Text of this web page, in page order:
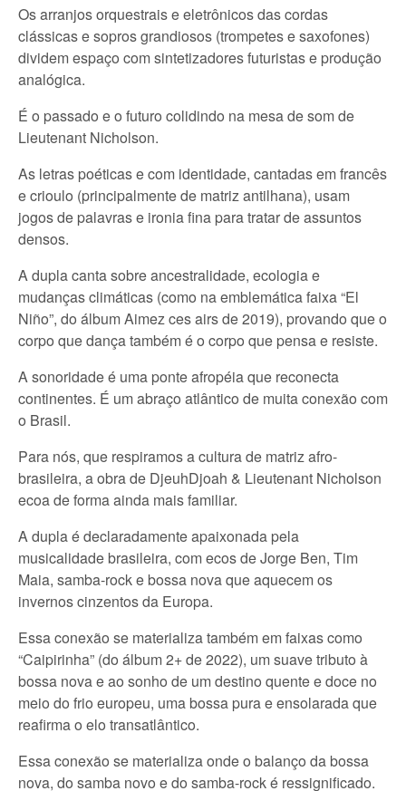
Os arranjos orquestrais e eletrônicos das cordas
clássicas e sopros grandiosos (trompetes e saxofones)
dividem espaço com sintetizadores futuristas e produção
analógica.
É o passado e o futuro colidindo na mesa de som de
Lieutenant Nicholson.
As letras poéticas e com identidade, cantadas em francês
e crioulo (principalmente de matriz antilhana), usam
jogos de palavras e ironia fina para tratar de assuntos
densos.
A dupla canta sobre ancestralidade, ecologia e
mudanças climáticas (como na emblemática faixa “El
Niño”, do álbum Aimez ces airs de 2019), provando que o
corpo que dança também é o corpo que pensa e resiste.
A sonoridade é uma ponte afropéia que reconecta
continentes. É um abraço atlântico de muita conexão com
o Brasil.
Para nós, que respiramos a cultura de matriz afro-
brasileira, a obra de DjeuhDjoah & Lieutenant Nicholson
ecoa de forma ainda mais familiar.
A dupla é declaradamente apaixonada pela
musicalidade brasileira, com ecos de Jorge Ben, Tim
Maia, samba-rock e bossa nova que aquecem os
invernos cinzentos da Europa.
Essa conexão se materializa também em faixas como
“Caipirinha” (do álbum 2+ de 2022), um suave tributo à
bossa nova e ao sonho de um destino quente e doce no
meio do frio europeu, uma bossa pura e ensolarada que
reafirma o elo transatlântico.
Essa conexão se materializa onde o balanço da bossa
nova, do samba novo e do samba-rock é ressignificado.